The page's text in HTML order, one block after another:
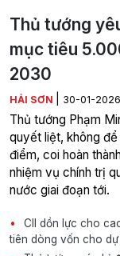
Thủ tướng
mục tiêu
2030
HẢI SƠN 30-01-2026
Thủ tướng Phạm
quyết liệt, không
điểm, coi hoàn
nhiệm vụ chính trị
nước giai đoạn tới.
CII dồn lực cho
tiên dòng vốn cho